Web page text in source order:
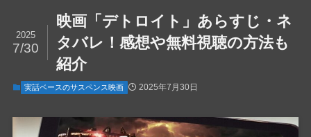
映画「デトロイト」あらすじ・ネ
タバレ！感想や無料視聴の方法も
紹介
2025
7/30
実話ベースのサスペンス映画 2025年7月30日